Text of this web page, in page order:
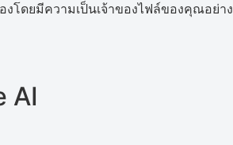
โดยมีความเป็นเจ้าของไฟล์ของคุณอย่าง
AI